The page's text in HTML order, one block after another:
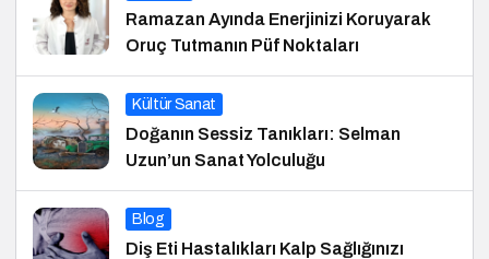
Ramazan Ayında Enerjinizi Koruyarak
Oruç Tutmanın Püf Noktaları
Kültür Sanat
Doğanın Sessiz Tanıkları: Selman
Uzun’un Sanat Yolculuğu
Blog
Diş Eti Hastalıkları Kalp Sağlığınızı